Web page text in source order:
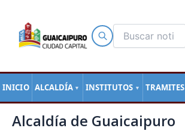
INICIO ALCALDÍA ▼ INSTITUTOS ▼ TRAMITES
contenido
Alcaldía de Guaicaipuro
de